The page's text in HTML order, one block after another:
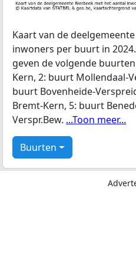
Kaart van de
inwoners per buurt in
geven de volgende
Kern, 2: buurt Mollendaal-
buurt Bovenheide-
Bremt-Kern, 5: buurt
Verspr.Bew. ...Toon meer...
Buurten